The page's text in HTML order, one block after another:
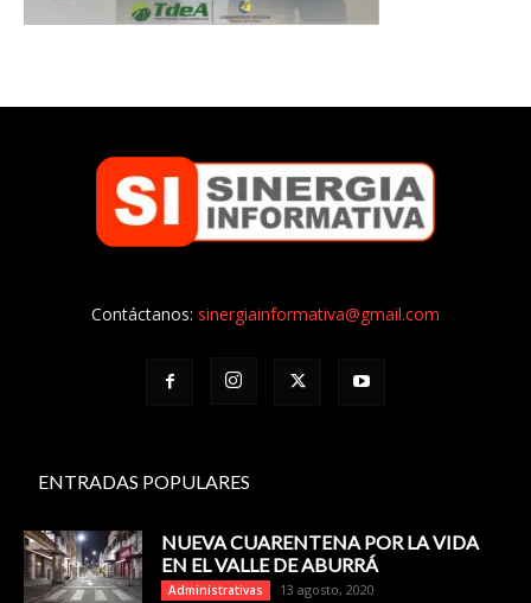
Contáctanos: sinergiainformativa@gmail.com
ENTRADAS POPULARES
NUEVA CUARENTENA POR LA VIDA
EN EL VALLE DE ABURRÁ
Administrativas 13 agosto, 2020